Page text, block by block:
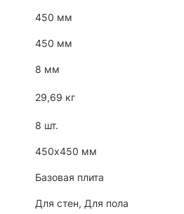
450 мм
450 мм
8 мм
29,69 кг
8 шт.
450х450 мм
Базовая плита
Для стен, Для пола